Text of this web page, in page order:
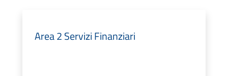
Area 2 Servizi Finanziari